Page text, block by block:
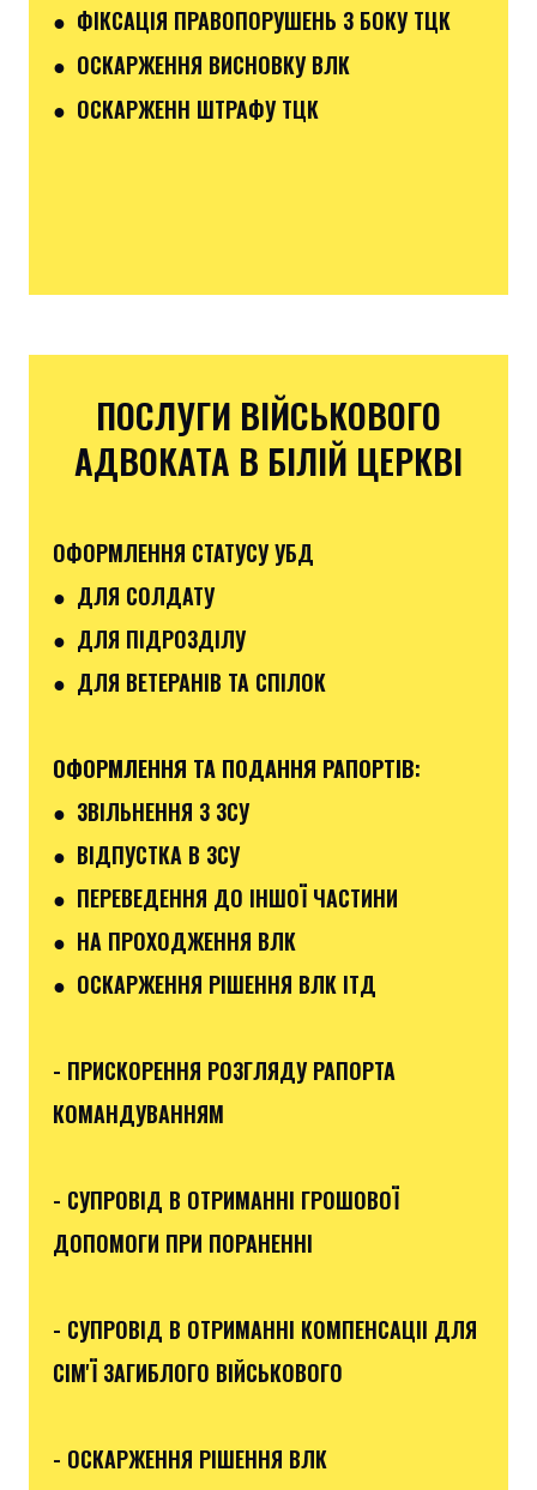
● ФІКСАЦІЯ ПРАВОПОРУШЕНЬ З БОКУ ТЦК
● ОСКАРЖЕННЯ ВИСНОВКУ ВЛК
● ОСКАРЖЕНН ШТРАФУ ТЦК
ПОСЛУГИ ВІЙСЬКОВОГО
АДВОКАТА В БІЛІЙ ЦЕРКВІ
ОФОРМЛЕННЯ СТАТУСУ УБД
● ДЛЯ СОЛДАТУ
● ДЛЯ ПІДРОЗДІЛУ
● ДЛЯ ВЕТЕРАНІВ ТА СПІЛОК
ОФОРМЛЕННЯ ТА ПОДАННЯ РАПОРТІВ:
● ЗВІЛЬНЕННЯ З ЗСУ
● ВІДПУСТКА В ЗСУ
● ПЕРЕВЕДЕННЯ ДО ІНШОЇ ЧАСТИНИ
● НА ПРОХОДЖЕННЯ ВЛК
● ОСКАРЖЕННЯ РІШЕННЯ ВЛК ІТД
- ПРИСКОРЕННЯ РОЗГЛЯДУ РАПОРТА
КОМАНДУВАННЯМ
- СУПРОВІД В ОТРИМАННІ ГРОШОВОЇ
ДОПОМОГИ ПРИ ПОРАНЕННІ
- СУПРОВІД В ОТРИМАННІ КОМПЕНСАЦІІ ДЛЯ
СІМ'Ї ЗАГИБЛОГО ВІЙСЬКОВОГО
- ОСКАРЖЕННЯ РІШЕННЯ ВЛК